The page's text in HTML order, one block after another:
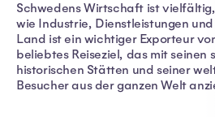
Schwedens Wirtschaft ist
wie Industrie, Dienstleistungen
Land ist ein wichtiger Exporteur
beliebtes Reiseziel, das mit seinen
historischen Stätten und seiner
Besucher aus der ganzen Welt